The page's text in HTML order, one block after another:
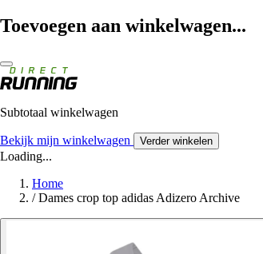
Toevoegen aan winkelwagen...
Subtotaal winkelwagen
Bekijk mijn winkelwagen Verder winkelen
Loading...
Home
/ Dames crop top adidas Adizero Archive